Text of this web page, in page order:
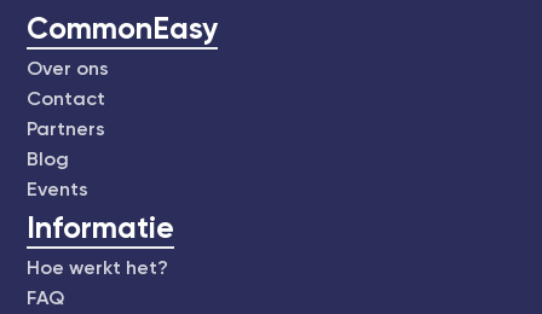
CommonEasy
Over ons
Contact
Partners
Blog
Events
Informatie
Hoe werkt het?
FAQ